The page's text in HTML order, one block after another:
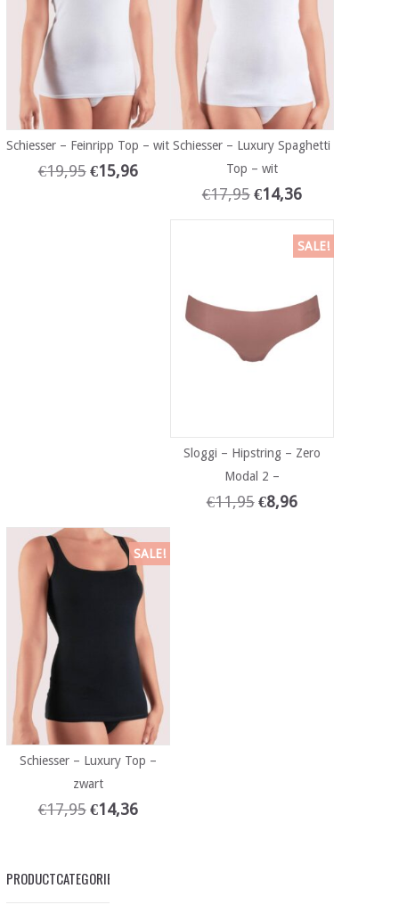
Schiesser – Feinripp Top – wit
€19,95 €15,96
Schiesser – Luxury Spaghetti
Top – wit
€17,95 €14,36
SALE!
Sloggi – Hipstring – Zero
Modal 2 –
€11,95 €8,96
SALE!
Schiesser – Luxury Top –
zwart
€17,95 €14,36
PRODUCTCATEGORIEËN